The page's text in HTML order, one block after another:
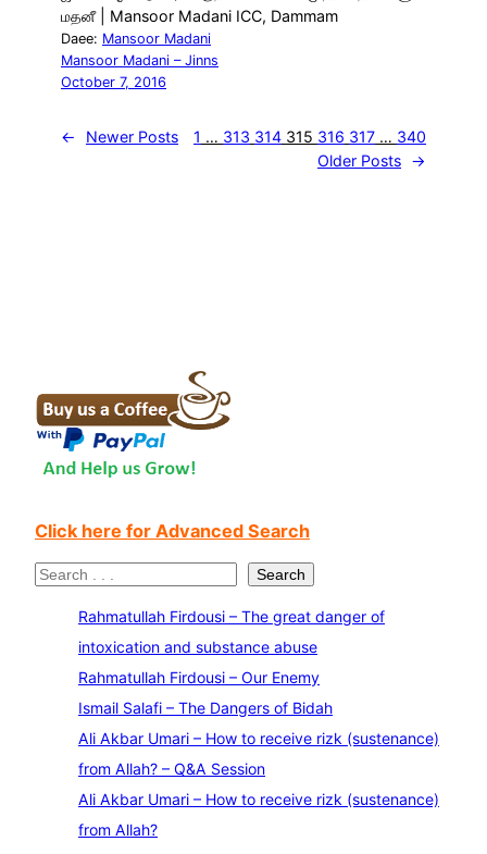
மதனீ | Mansoor Madani ICC, Dammam
Daee: Mansoor Madani
Mansoor Madani – Jinns
October 7, 2016
← Newer Posts 1 … 313 314 315 316 317 … 340
Older Posts →
Click here for Advanced Search
S
Search
Rahmatullah Firdousi – The great danger of
intoxication and substance abuse
Rahmatullah Firdousi – Our Enemy
Ismail Salafi – The Dangers of Bidah
Ali Akbar Umari – How to receive rizk (sustenance)
from Allah? – Q&A Session
Ali Akbar Umari – How to receive rizk (sustenance)
from Allah?